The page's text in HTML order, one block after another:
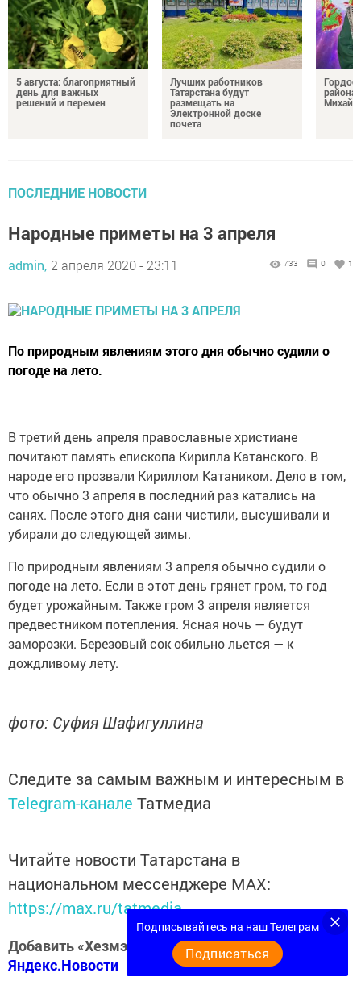
5 августа: благоприятный
день для важных
решений и перемен
Лучших работников
Татарстана будут
размещать на
Электронной доске
почета
ПОСЛЕДНИЕ НОВОСТИ
Народные приметы на 3 апреля
admin, 2 апреля 2020 - 23:11 733 0 1
По природным явлениям этого дня обычно судили о
погоде на лето.
В третий день апреля православные христиане
почитают память епископа Кирилла Катанского. В
народе его прозвали Кириллом Катаником. Дело в том,
что обычно 3 апреля в последний раз катались на
санях. После этого дня сани чистили, высушивали и
убирали до следующей зимы.
По природным явлениям 3 апреля обычно судили о
погоде на лето. Если в этот день грянет гром, то год
будет урожайным. Также гром 3 апреля является
предвестником потепления. Ясная ночь — будут
заморозки. Березовый сок обильно льется — к
дождливому лету.
фото: Суфия Шафигуллина
Следите за самым важным и интересным в
Telegram-канале Татмедиа
Читайте новости Татарстана в
национальном мессенджере MАХ:
https://max.ru/tatmedia
Добавить «Хезмэт даны» («Трудовая слава») в
Яндекс.Новости
Подписывайтесь на наш Телеграм
Подписаться